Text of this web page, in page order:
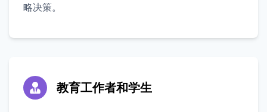
略决策。
教育工作者和学生